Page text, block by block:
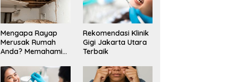
Mengapa Rayap
Merusak Rumah
Anda? Memahami
Killer”
Rekomendasi Klinik
Gigi Jakarta Utara
Terbaik